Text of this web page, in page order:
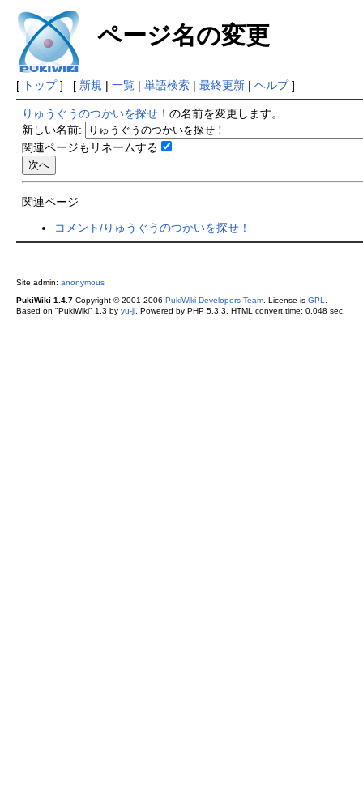
ページ名の変更
[ トップ] [ 新規 | 一覧| 単語検索| 最終更新| ヘルプ]
りゅうぐうのつかいを探せ！ の名前を変更します。
新しい名前:
関連ページもリネームする
関連ページ
コメント/りゅうぐうのつかいを探せ！
Site admin: anonymous
PukiWiki 1.4.7Copyright © 2001-2006 PukiWiki Developers Team. License is GPL
Based on "PukiWiki" 1.3 by yu-ji. Powered by PHP 5.3.3. HTML convert time: 0.048 sec.